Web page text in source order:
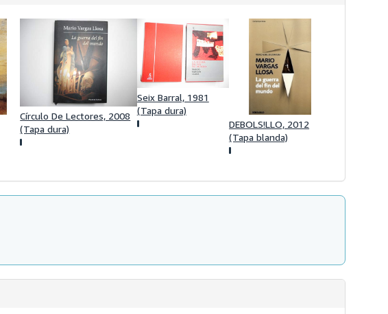
o
Círculo De Lectores, 2008
(Tapa dura)
Seix Barral, 1981
(Tapa dura)
DEBOLS!LLO, 2012
(Tapa blanda)